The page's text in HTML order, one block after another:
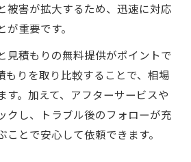
被害が拡大するため、迅速に対応
重要です。
見積もりの無料提供がポイントで
もりを取り比較することで、相場
す。加えて、アフターサービスや
クし、トラブル後のフォローが充
とで安心して依頼できます。